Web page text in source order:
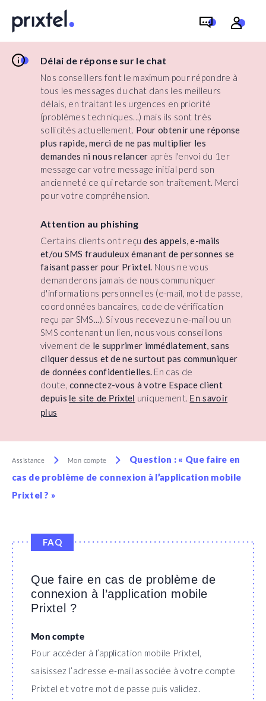
Délai de réponse sur le chat
Nos conseillers font le maximum pour répondre à
tous les messages du chat dans les meilleurs
délais, en traitant les urgences en priorité
(problèmes techniques...) mais ils sont très
sollicités actuellement. Pour obtenir une réponse
plus rapide, merci de ne pas multiplier les
demandes ni nous relancer après l'envoi du 1er
message car votre message initial perd son
ancienneté ce qui retarde son traitement. Merci
pour votre compréhension.
Attention au phishing
Certains clients ont reçu des appels, e-mails
et/ou SMS frauduleux émanant de personnes se
faisant passer pour Prixtel. Nous ne vous
demanderons jamais de nous communiquer
d'informations personnelles (e-mail, mot de passe,
coordonnées bancaires, code de vérification
reçu par SMS...). Si vous recevez un e-mail ou un
SMS contenant un lien, nous vous conseillons
vivement de le supprimer immédiatement, sans
cliquer dessus et de ne surtout pas communiquer
de données confidentielles. En cas de
doute,connectez-vous à votre Espace client
depuis le site de Prixtel uniquement. En savoir
plus
Assistance Mon compte
Question : « Que faire en
cas de problème de connexion à l’application mobile
Prixtel ? »
Que faire en cas de problème de
connexion à l’application mobile
Prixtel ?
Mon compte
Pour accéder à l’application mobile Prixtel,
saisissez l’adresse e-mail associée à votre compte
Prixtel et votre mot de passe puis validez.